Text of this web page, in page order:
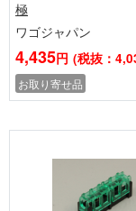
極
ワゴジャパン
4,435円 (税抜：
お取り寄せ品